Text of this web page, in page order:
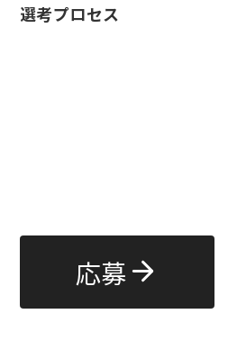
選考プロセス
応募